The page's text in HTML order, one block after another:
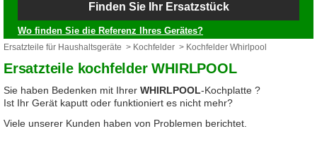
Finden Sie Ihr Ersatzstück
Wo finden Sie die Referenz Ihres Gerätes?
Ersatzteile für Haushaltsgeräte > Kochfelder > Kochfelder Whirlpool
Ersatzteile kochfelder WHIRLPOOL
Sie haben Bedenken mit Ihrer WHIRLPOOL-Kochplatte ?
Ist Ihr Gerät kaputt oder funktioniert es nicht mehr?
Viele unserer Kunden haben von Problemen berichtet.